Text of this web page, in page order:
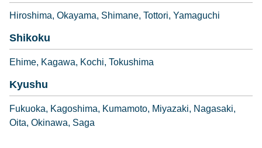
Hiroshima Okayama Shimane Tottori Yamaguchi
Shikoku
Ehime Kagawa Kochi Tokushima
Kyushu
Fukuoka Kagoshima Kumamoto Miyazaki Nagasaki
Oita Okinawa Saga